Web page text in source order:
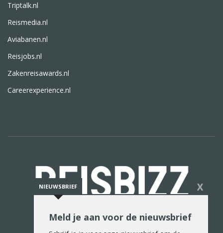
Triptalk.nl
Reismedia.nl
Aviabanen.nl
Reisjobs.nl
Zakenreisawards.nl
Careerexperience.nl
De reiswereld in woord en beeld
NIEUWSBRIEF X
Meld je aan voor de nieuwsbrief